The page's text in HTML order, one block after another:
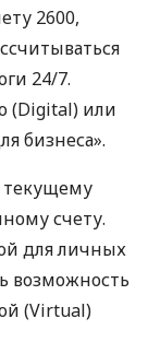
2600,
24/7.
(Digital) или
бизнеса».
текущему
счету.
для личных
возможность
(Virtual)